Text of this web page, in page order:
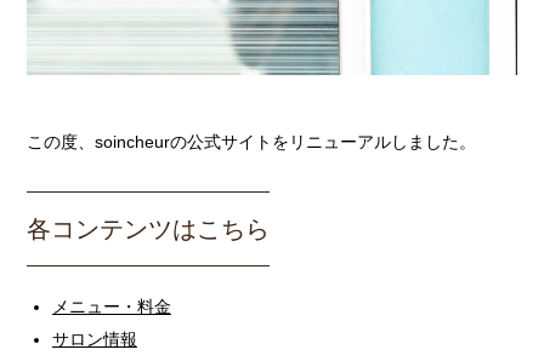
この度、soincheurの公式サイトをリニューアルしました。
各コンテンツはこちら
メニュー・料金
サロン情報